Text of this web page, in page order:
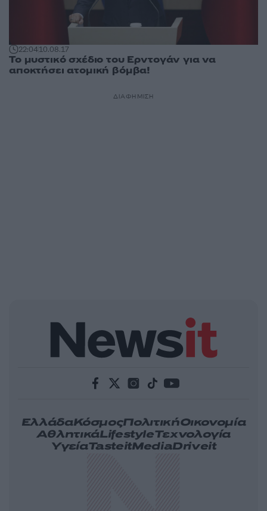
22:0410.08.17
Το μυστικό σχέδιο του Ερντογάν για να
αποκτήσει ατομική βόμβα!
ΔΙΑΦΗΜΙΣΗ
ΕλλάδαΚόσμοςΠολιτικήΟικονομία
ΑθλητικάLifestyleΤεχνολογία
ΥγείαTasteitMediaDriveit